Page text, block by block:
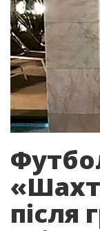
після